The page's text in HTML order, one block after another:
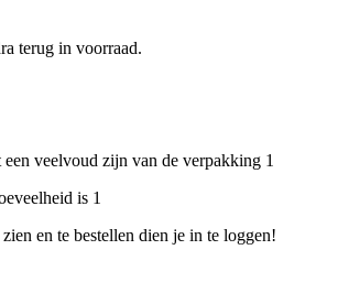
terug in voorraad.
veelvoud zijn van de verpakking 1
is 1
en te bestellen dien je in te loggen!